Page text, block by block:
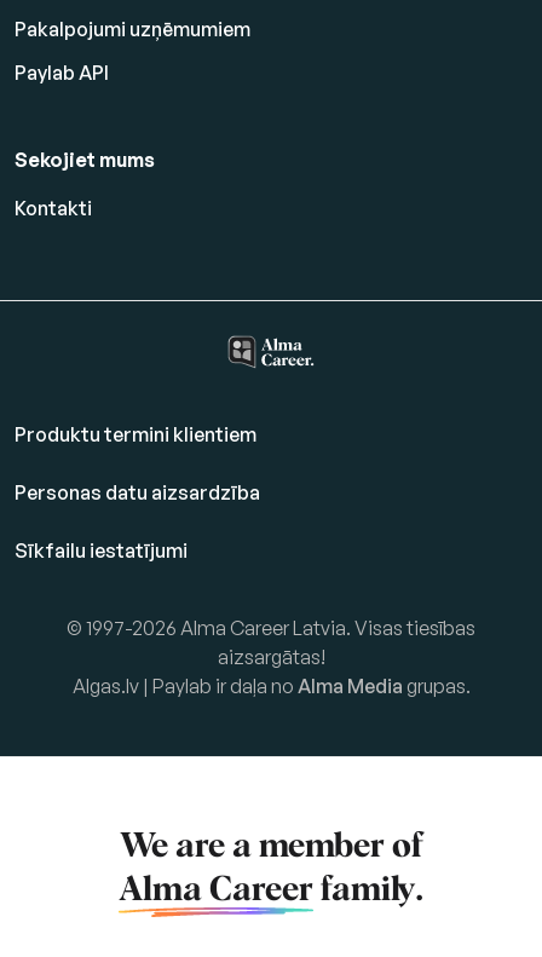
Pakalpojumi uzņēmumiem
Paylab API
Sekojiet mums
Kontakti
Produktu termini klientiem
Personas datu aizsardzība
Sīkfailu iestatījumi
© 1997-2026 Alma Career Latvia. Visas tiesības
aizsargātas!
Algas.lv | Paylab ir daļa no Alma Media grupas.
We are a member of
Alma Career family.